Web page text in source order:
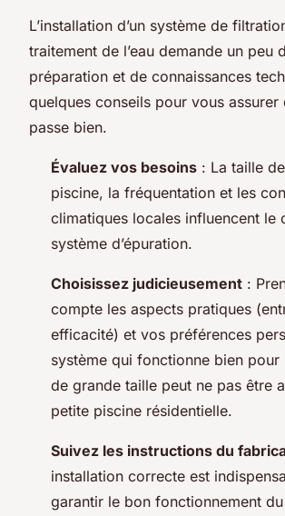
L’installation d’un système de
traitement de l’eau demande un peu
préparation et de connaissances
quelques conseils pour vous assurer
passe bien.
Évaluez vos besoins : La taille
piscine, la fréquentation et les
climatiques locales influencent le
système d’épuration.
Choisissez judicieusement :
compte les aspects pratiques
efficacité) et vos préférences
système qui fonctionne bien pour
de grande taille peut ne pas être
petite piscine résidentielle.
Suivez les instructions du
installation correcte est
garantir le bon fonctionnement